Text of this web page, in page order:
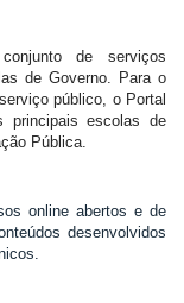
de serviços
de Governo. Para o
público, o Portal
principais escolas de
Pública.
online abertos e de
desenvolvidos